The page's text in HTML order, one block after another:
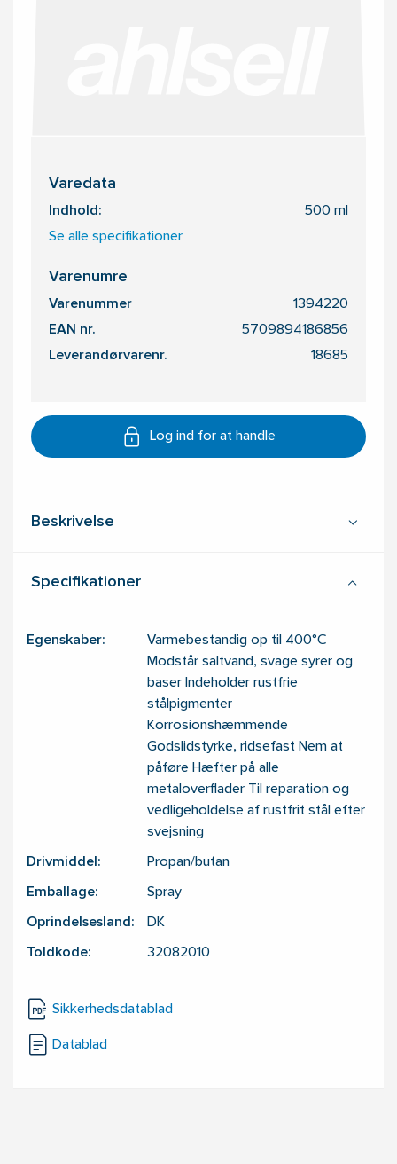
Varedata
Indhold: 500 ml
Se alle specifikationer
Varenumre
Varenummer 1394220
EAN nr. 5709894186856
Leverandørvarenr. 18685
Log ind for at handle
Beskrivelse
Specifikationer
Egenskaber:
Varmebestandig op til 400°C
Modstår saltvand, svage syrer og
baser Indeholder rustfrie
stålpigmenter
Korrosionshæmmende
Godslidstyrke, ridsefast Nem at
påføre Hæfter på alle
metaloverflader Til reparation og
vedligeholdelse af rustfrit stål efter
svejsning
Drivmiddel: Propan/butan
Emballage: Spray
Oprindelsesland: DK
Toldkode: 32082010
Sikkerhedsdatablad
Datablad